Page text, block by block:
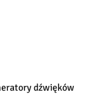
dźwięków